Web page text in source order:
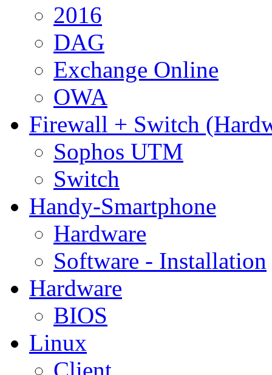
2016
DAG
Exchange Online
OWA
Firewall + Switch
Sophos UTM
Switch
Handy-Smartphone
Hardware
Software - Installation
Hardware
BIOS
Linux
Client